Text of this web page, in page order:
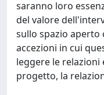
saranno loro
del valore
sullo spazio
accezioni in cui
leggere le relazioni
progetto, la